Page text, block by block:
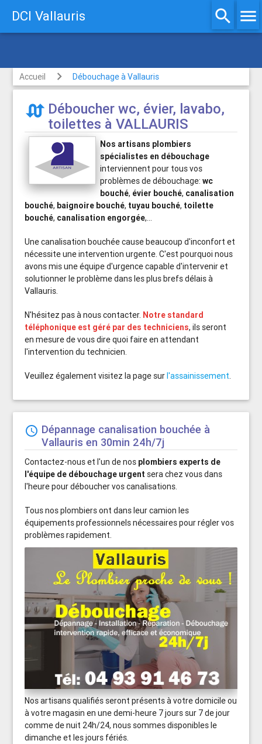
DCI Vallauris search menu
Accueil Débouchage à Vallauris
 Déboucher wc, évier, lavabo,
toilettes à VALLAURIS
Nos artisans plombiers
spécialistes en débouchage
interviennent pour tous vos
problèmes de débouchage:wc
bouché, évier bouché, canalisation
bouché, baignoire bouché, tuyau bouché, toilette
bouché, canalisation engorgée,...
Une canalisation bouchée cause beaucoup d'inconfort et
nécessite une intervention urgente. C'est pourquoi nous
avons mis une équipe d'urgence capable d'intervenir et
solutionner le problème dans les plus brefs délais à
Vallauris.
N'hésitez pas à nous contacter. Notre standard
téléphonique est géré par des techniciens, ils seront
en mesure de vous dire quoi faire en attendant
l'intervention du technicien.
Veuillez également visitez la page surl'assainissement.
schedule Dépannage canalisation bouchée à
Vallauris en 30min 24h/7j
Contactez-nous et l'un de nos plombiers experts de
l'équipe de débouchage urgent sera chez vous dans
l'heure pour déboucher vos canalisations.
Tous nos plombiers ont dans leur camion les
équipements professionnels nécessaires pour régler vos
problèmes rapidement.
Nos artisans qualifiés seront présents à votre domicile ou
à votre magasin en une demi-heure 7 jours sur 7 de jour
comme de nuit 24h/24, nous sommes disponibles le
dimanche et les jours fériés.